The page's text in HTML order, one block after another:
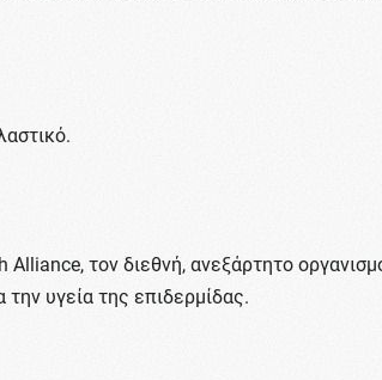
τον διεθνή, ανεξάρτητο
την υγεία της επιδερμίδας.